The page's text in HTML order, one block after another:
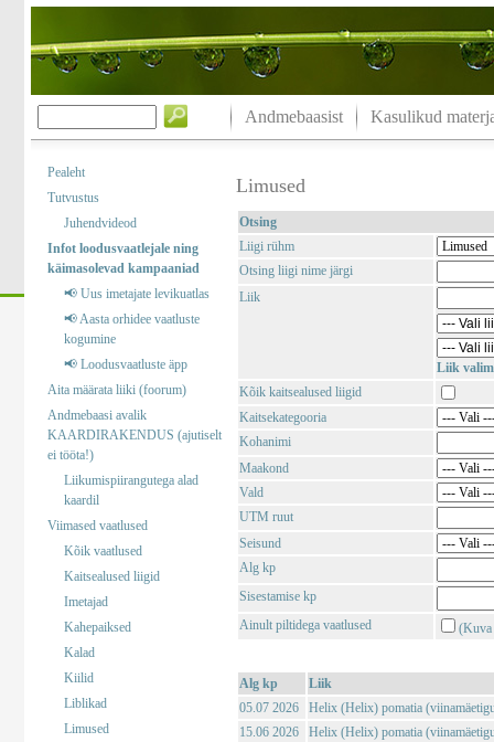
Andmebaasist Kasulikud
Pealeht
Tutvustus
Juhendvideod
Infot loodusvaatlejale ning
käimasolevad kampaaniad
📢 Uus imetajate levikuatlas
📢 Aasta orhidee vaatluste
kogumine
📢 Loodusvaatluste äpp
Aita määrata liiki (foorum)
Andmebaasi avalik
KAARDIRAKENDUS (ajutiselt
ei tööta!)
Liikumispiirangutega alad
kaardil
Viimased vaatlused
Kõik vaatlused
Kaitsealused liigid
Imetajad
Kahepaiksed
Kalad
Kiilid
Liblikad
Limused
Limused
Otsing
Liigi rühm
Otsing liigi nime järgi
Liik
Liik
Kõik kaitsealused liigid
Kaitsekategooria
Kohanimi
Maakond
Vald
UTM ruut
Seisund
Alg kp
Sisestamise kp
Ainult piltidega vaatlused
(Kuva
Alg kp
Liik
05.07 2026
Helix (Helix) pomatia
15.06 2026
Helix (Helix) pomatia